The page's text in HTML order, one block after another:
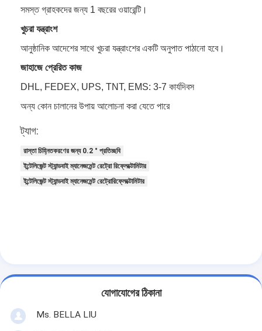
পুনরুদ্ধারকারী মিটার
বিপরীতমুখী প্রতিচ্ছবি মিটার
রাস্তা চিহ্নিতকরণ বেধ গেজ
সাইকেল প্রতিবিম্বিত স্টিকার
সমস্ত গ্রাহকদের জন্য 1 বছরের ওয়ারেন্টি।
খুচরা যন্ত্রাংশ
আনুষ্ঠানিক আদেশের সাথে খুচরা যন্ত্রাংশের একটি অনুপাত পাঠানো হবে।
জাহাজে প্রেরিত কাজ
DHL, FEDEX, UPS, TNT, EMS: 3-7 কার্যদিবস
অন্য কোন চালানের উপায় আলোচনা করা যেতে পারে
ট্যাগ:
রাস্তা চিহ্নিতকরণের জন্য 0.2 ° প্রতিচ্ছবি
ইন্টেলিজেন্ট স্ট্যান্ডবাই ম্যানেজমেন্ট রেট্রো রিফ্লেক্টোমিটার
ইন্টেলিজেন্ট স্ট্যান্ডবাই ম্যানেজমেন্ট রেট্রোরিফ্লেক্টোমিটার
যোগাযোগের ঠিকানা
Ms. BELLA LIU